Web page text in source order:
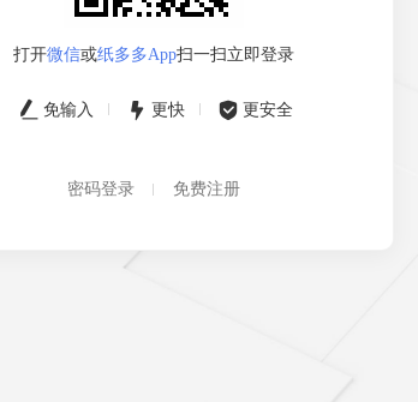
打开微信或纸多多App扫一扫立即登录
免输入 更快 更安全
密码登录 免费注册